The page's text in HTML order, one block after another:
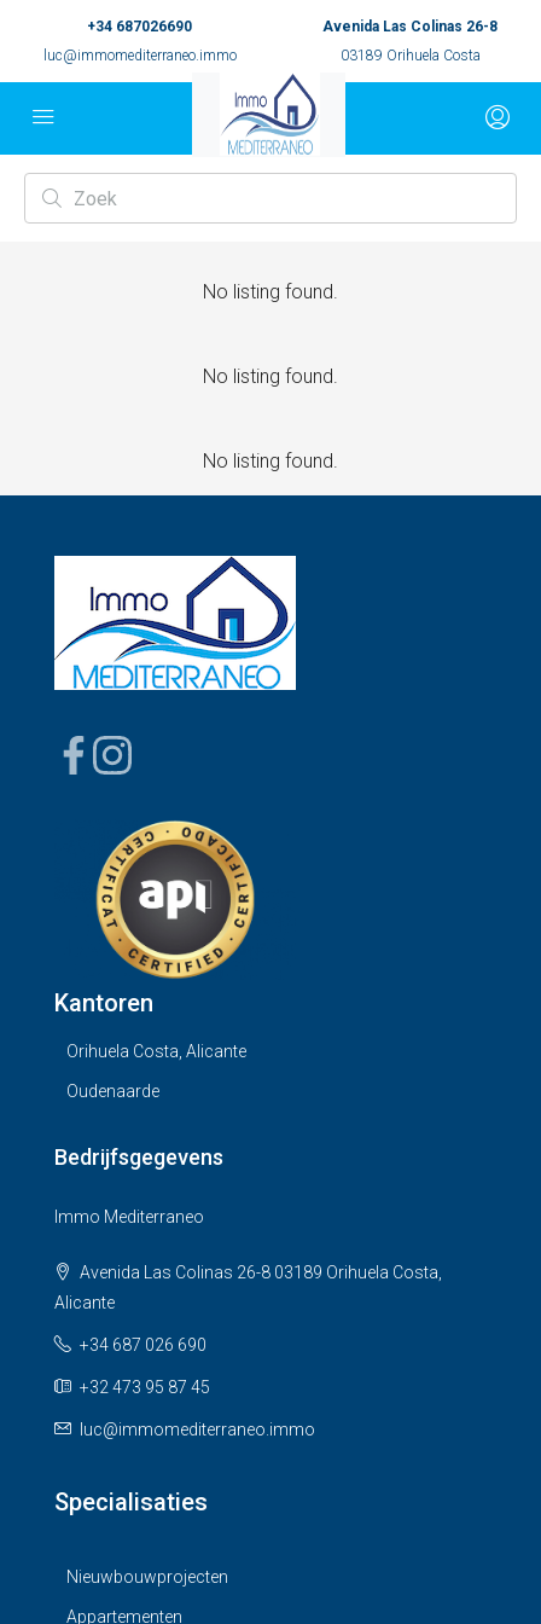
+34 687026690
luc@immomediterraneo.immo
Avenida Las Colinas 26-8
03189 Orihuela Costa
No listing found.
No listing found.
No listing found.
Kantoren
Orihuela Costa, Alicante
Oudenaarde
Bedrijfsgegevens
Immo Mediterraneo
Avenida Las Colinas 26-8 03189 Orihuela Costa,
Alicante
+34 687 026 690
+32 473 95 87 45
luc@immomediterraneo.immo
Specialisaties
Nieuwbouwprojecten
Appartementen